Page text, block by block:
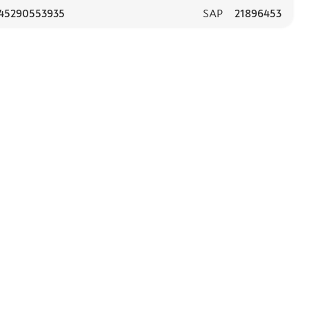
SAP 21896453